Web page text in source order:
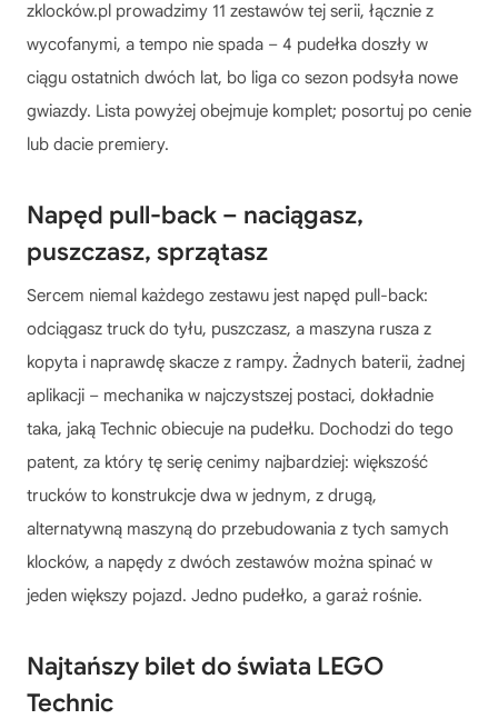
zklocków.pl prowadzimy 11 zestawów tej serii, łącznie z
wycofanymi, a tempo nie spada – 4 pudełka doszły w
ciągu ostatnich dwóch lat, bo liga co sezon podsyła nowe
gwiazdy. Lista powyżej obejmuje komplet; posortuj po cenie
lub dacie premiery.
Napęd pull-back – naciągasz,
puszczasz, sprzątasz
Sercem niemal każdego zestawu jest napęd pull-back:
odciągasz truck do tyłu, puszczasz, a maszyna rusza z
kopyta i naprawdę skacze z rampy. Żadnych baterii, żadnej
aplikacji – mechanika w najczystszej postaci, dokładnie
taka, jaką Technic obiecuje na pudełku. Dochodzi do tego
patent, za który tę serię cenimy najbardziej: większość
trucków to konstrukcje dwa w jednym, z drugą,
alternatywną maszyną do przebudowania z tych samych
klocków, a napędy z dwóch zestawów można spinać w
jeden większy pojazd. Jedno pudełko, a garaż rośnie.
Najtańszy bilet do świata LEGO
Technic